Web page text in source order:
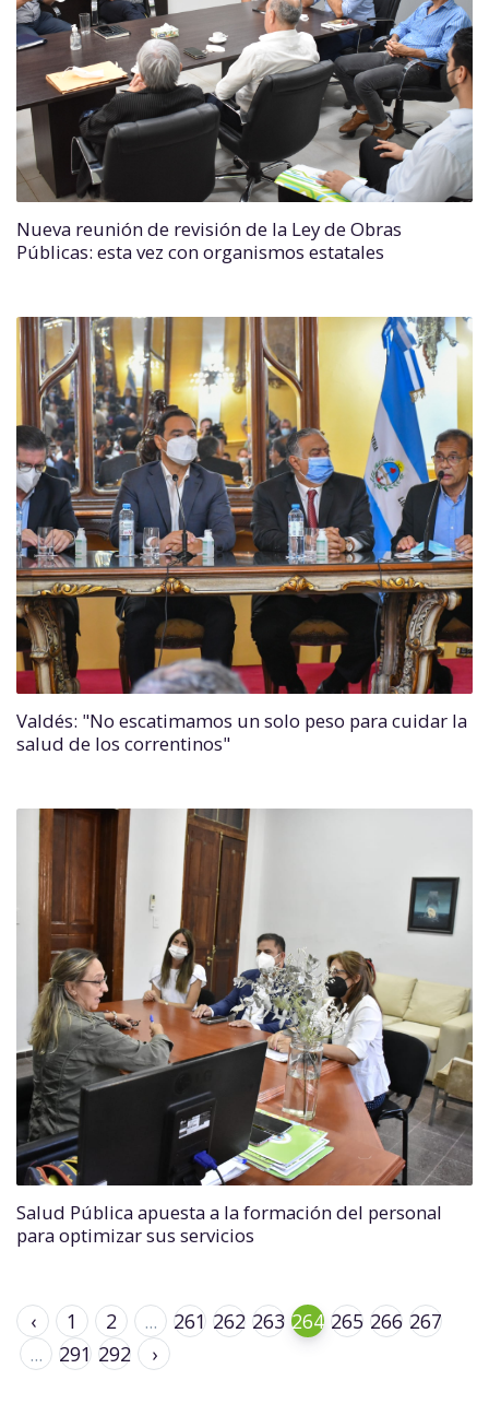
Nueva reunión de revisión de la Ley de Obras
Públicas: esta vez con organismos estatales
Valdés: "No escatimamos un solo peso para cuidar la
salud de los correntinos"
Salud Pública apuesta a la formación del personal
para optimizar sus servicios
‹ 1 2 ... 261 262 263 264 265 266 267
...
291 292 ›